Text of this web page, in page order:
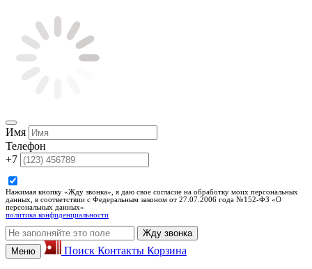
Имя
Телефон
+7
Нажимая кнопку «Жду звонка», я даю свое согласие на обработку моих персональных
данных, в соответствии с Федеральным законом от 27.07.2006 года №152-ФЗ «О
персональных данных»
политика конфиденциальности
Жду звонка
Меню
Поиск Контакты Корзина